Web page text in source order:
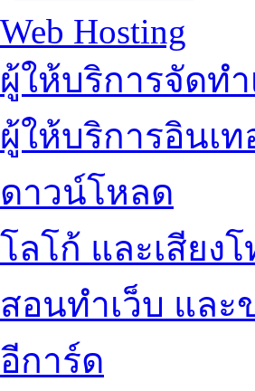
Web Hosting
ผู้ให้บริการจัดท
ผู้ให้บริการอินเท
ดาวน์โหลด
โลโก้ และเสียง
สอนทำเว็บ และ
อีการ์ด